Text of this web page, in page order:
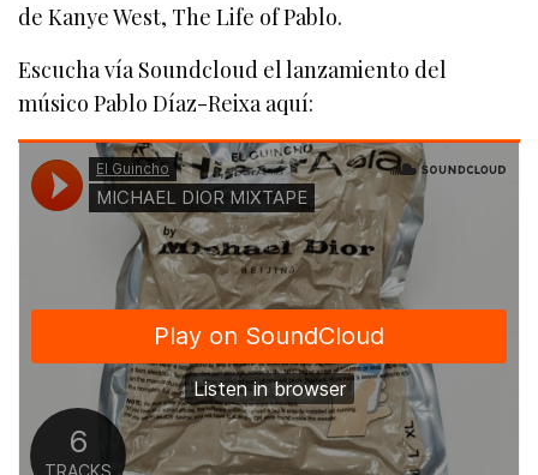
de Kanye West, The Life of Pablo.
Escucha vía Soundcloud el lanzamiento del
músico Pablo Díaz-Reixa aquí: